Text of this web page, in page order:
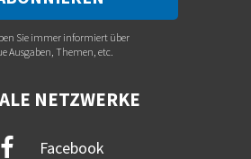
Sie immer informiert über
Ausgaben, Themen, etc.
NETZWERKE
Facebook